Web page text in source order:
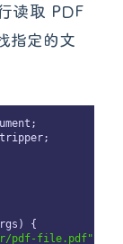
读取 PDF
指定的文
)
{
pdf-file.pdf"